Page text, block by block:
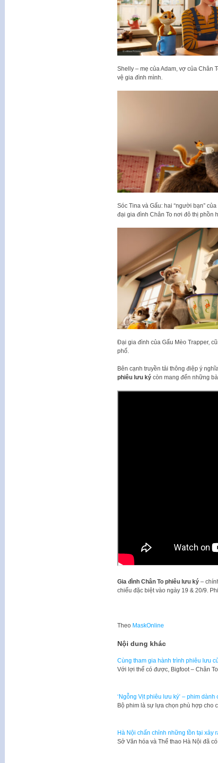
Shelly – mẹ của Adam, vợ của Chân
vệ gia đình mình.
Sóc Tina và Gấu: hai “người bạn”
đại gia đình Chân To nơi đô thị phồn
Đại gia đình của Gấu Mèo Trapper,
phố.
Bên cạnh truyền tải thông điệp ý
phiêu lưu kýcòn mang đến những
Gia đình Chân To phiêu lưu ký–
chiếu đặc biệt vào ngày 19 & 20/9.
Theo MaskOnline
Nội dung khác
Cùng tham gia hành trình phiêu lưu
Với lợi thế có được, Bigfoot – Chân
‘Ngỗng Vịt phiêu lưu ký’ – phim
Bộ phim là sự lựa chọn phù hợp cho
Hà Nội chấn chỉnh những tồn tại xảy
Sở Văn hóa và Thể thao Hà Nội đã